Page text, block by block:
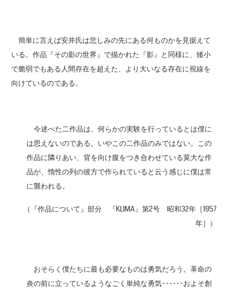
簡単に言えば安井氏は悲しみの先にある何ものかを見据えて
いる。作品『その影の世界』で描かれた『影』と同様に、矮小
で脆弱でもある人間存在を超えた、より大いなる存在に視線を
向けているのである。
今述べた二作品は、何らかの実験を行っているとは僕に
は思えないのである。いやこの二作品のみではない。この
作品に隣りあい、背を向け腹をつき合わせている莫大な作
品が、惰性の列の彼方で作られていると云う感じに僕は常
に襲われる。
（『作品について』部分 『KLIMA』第2号 昭和32年［1957
年］）
おそらく僕たちに最も必要なものは勇気だろう。革命の
炎の前に立っているようなごく単純な勇気･･････およそ創